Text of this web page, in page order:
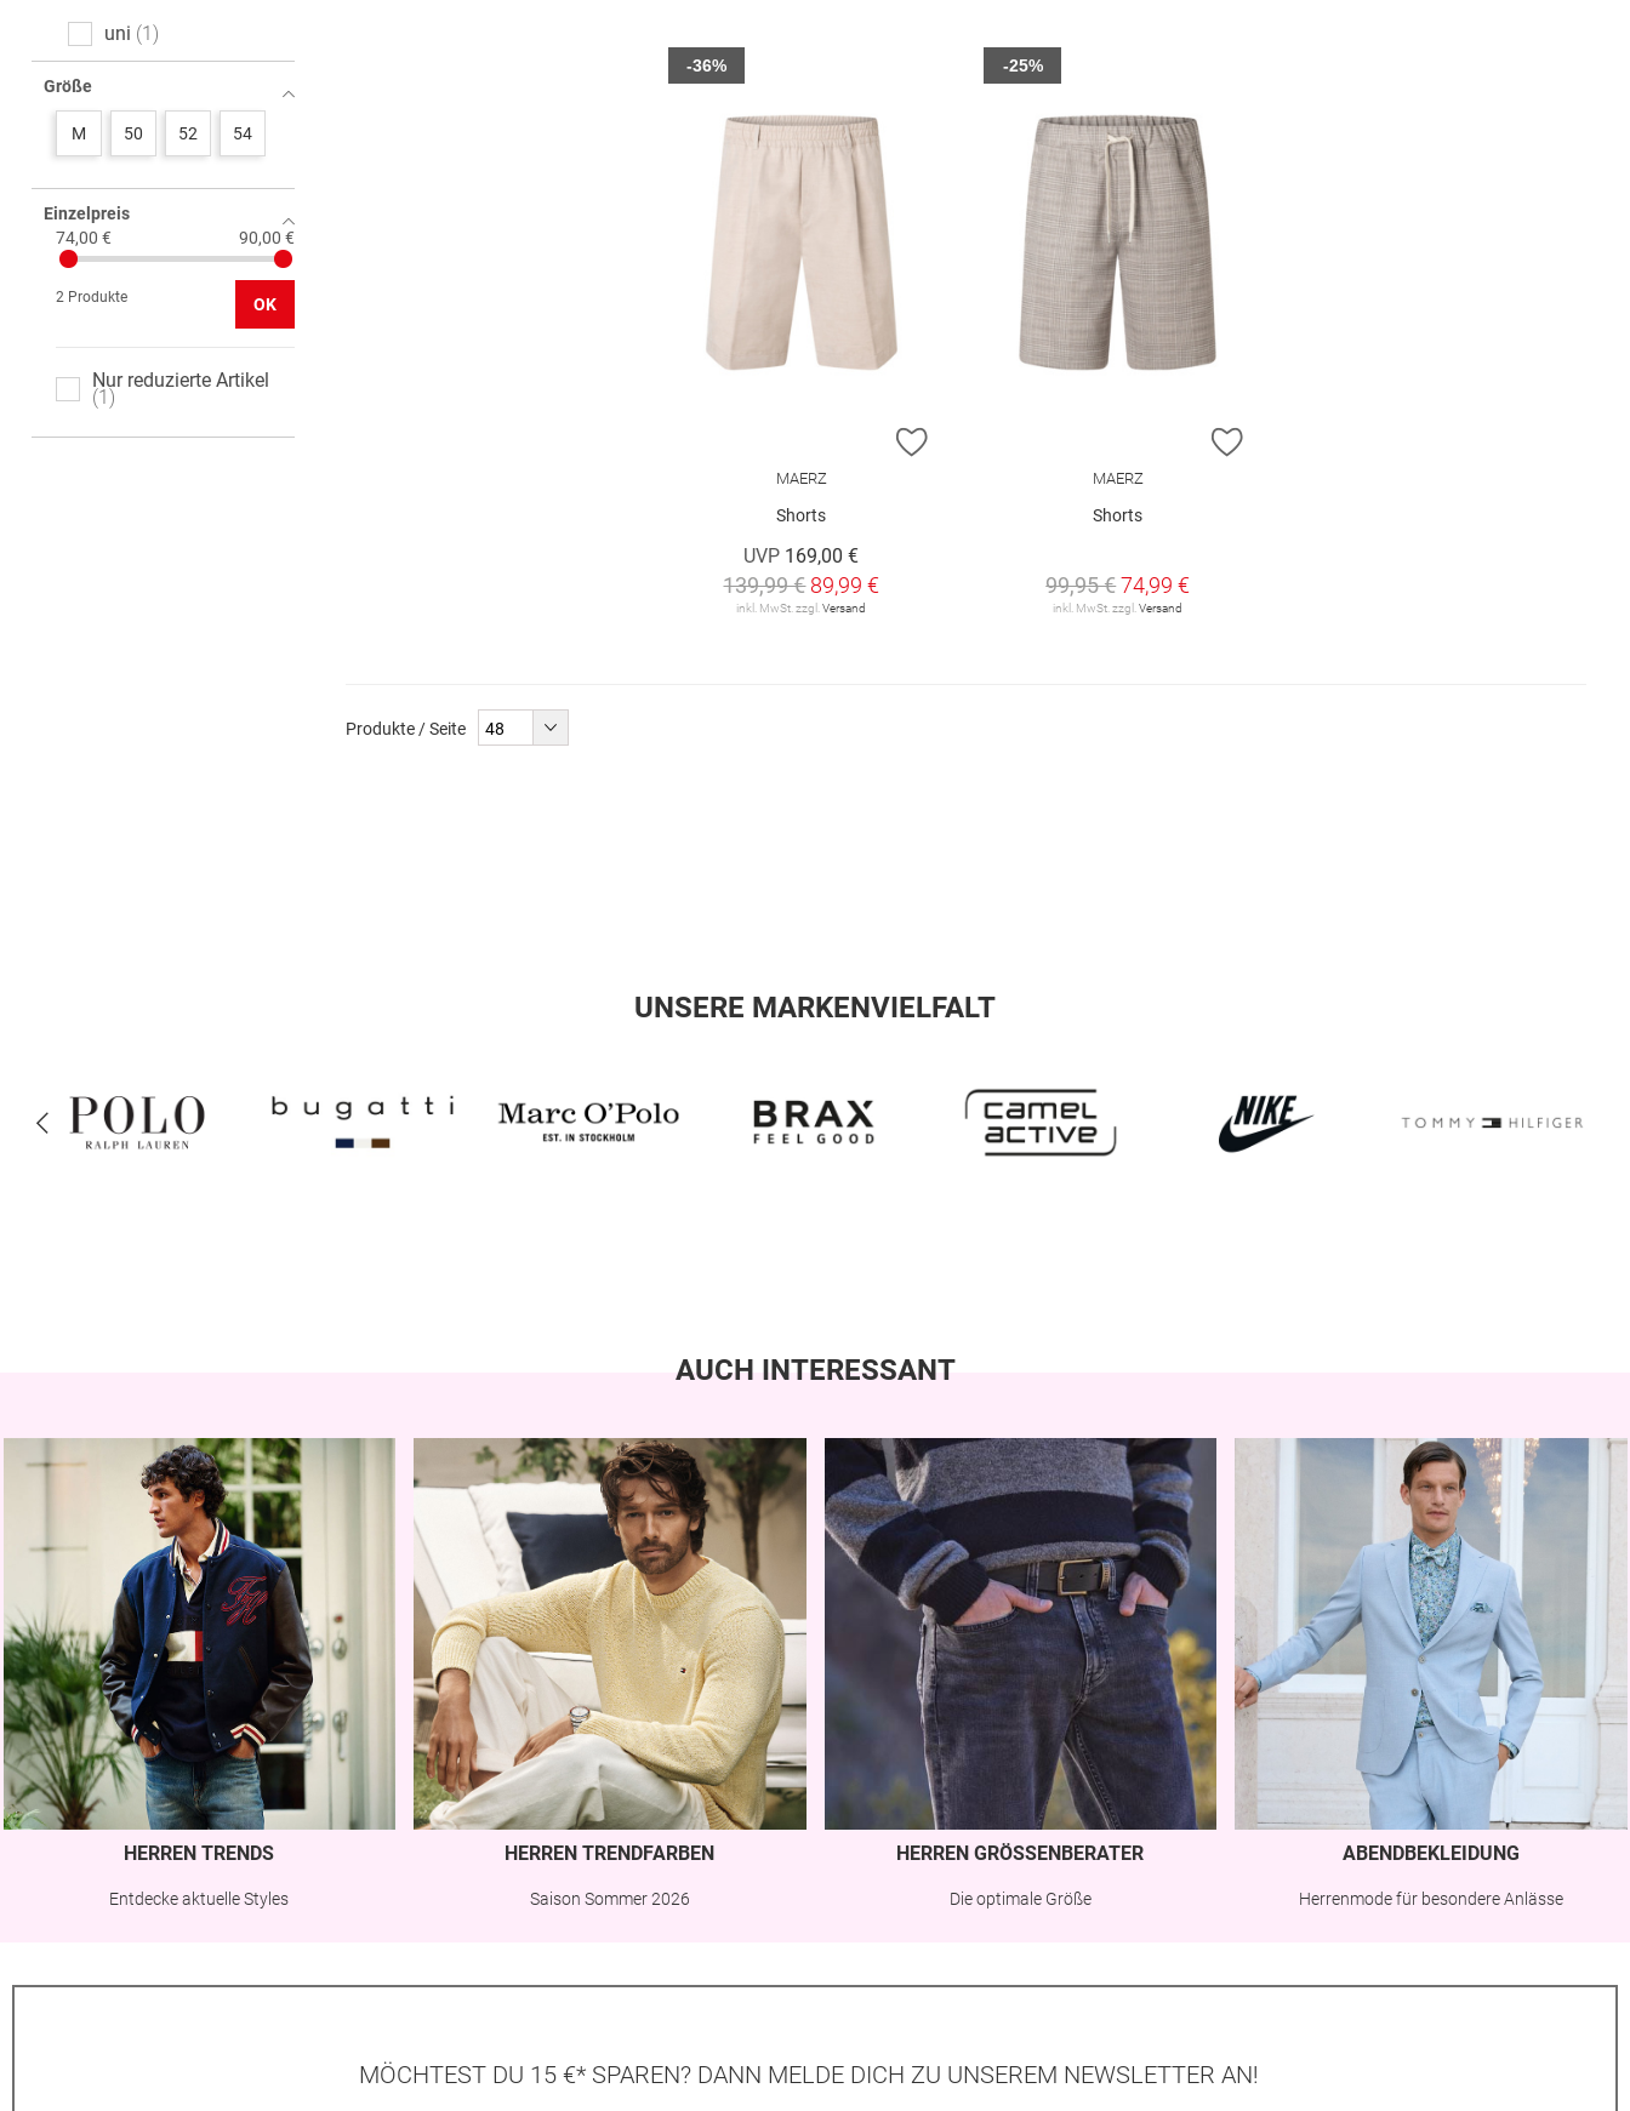
uni 1
Größe
M 50 52 54
Einzelpreis
74,00 €
90,00 €
2 Produkte OK
Nur reduzierte Artikel
1
ZUR WUNSCHLISTE HINZUFÜGEN
MAERZ
Shorts
UVP 169,00 €
139,99 € 89,99 €
inkl. MwSt. zzgl.Versand
-36%
MAERZ
Shorts
99,95 €74,99 €
inkl. MwSt. zzgl.Versand
-25%
Produkte / Seite
UNSERE MARKENVIELFALT
AUCH INTERESSANT
HERREN TRENDS
Entdecke aktuelle Styles
HERREN TRENDFARBEN
Saison Sommer 2026
HERREN GRÖSSENBERATER
Die optimale Größe
ABENDBEKLEIDUNG
Herrenmode für besondere Anlässe
MÖCHTEST DU 15 €* SPAREN? DANN MELDE DICH ZU UNSEREM NEWSLETTER AN!